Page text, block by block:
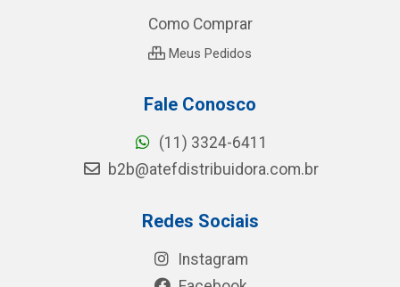
Como Comprar
Meus Pedidos
Fale Conosco
(11) 3324-6411
b2b@atefdistribuidora.com.br
Redes Sociais
Instagram